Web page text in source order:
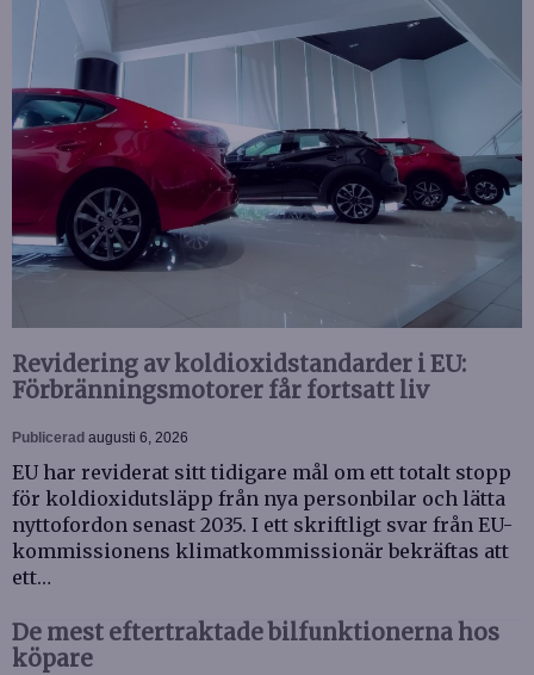
Revidering av koldioxidstandarder i EU:
Förbränningsmotorer får fortsatt liv
Publicerad augusti 6, 2026
EU har reviderat sitt tidigare mål om ett totalt stopp
för koldioxidutsläpp från nya personbilar och lätta
nyttofordon senast 2035. I ett skriftligt svar från EU-
kommissionens klimatkommissionär bekräftas att
ett…
De mest eftertraktade bilfunktionerna hos
köpare